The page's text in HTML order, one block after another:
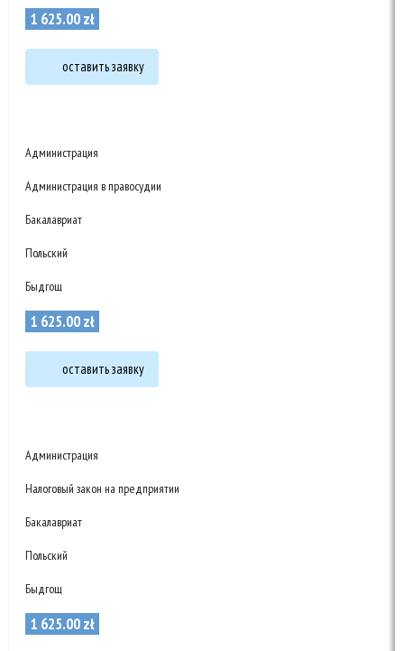
1 625.00zł
оставить заявку
Администрация
Администрация в правосудии
Бакалавриат
Польский
Быдгощ
1 625.00zł
оставить заявку
Администрация
Налоговый закон на предприятии
Бакалавриат
Польский
Быдгощ
1 625.00zł